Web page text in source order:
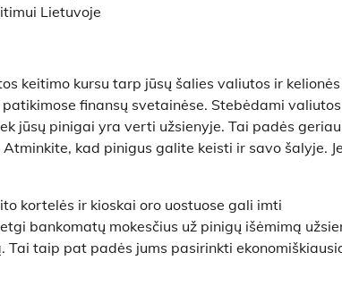
Lietuvoje
keitimo kursu tarp jūsų šalies valiutos ir kelionės
finansų svetainėse. Stebėdami valiutos
jūsų pinigai yra verti užsienyje. Tai padės geriau
kad pinigus galite keisti ir savo šalyje.
kortelės ir kioskai oro uostuose gali imti
bankomatų mokesčius už pinigų išėmimą
taip pat padės jums pasirinkti